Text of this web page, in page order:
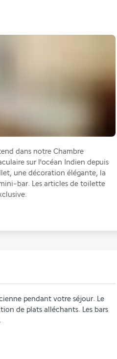
dans notre Chambre
sur l'océan Indien depuis
une décoration élégante, la
bar. Les articles de toilette
pendant votre séjour. Le
de plats alléchants. Les bars